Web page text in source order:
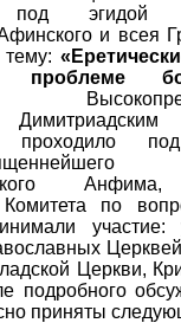
под эгидой
и всея
тему:
под
Анфима,
Комитета по
участие:
Церквей
Церкви,
подробного
приняты